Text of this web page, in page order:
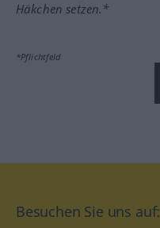
Häkchen setzen.*
*Pflichtfeld
Besuchen Sie uns auf: